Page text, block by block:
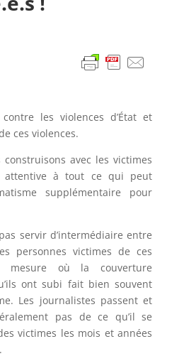
les violences d’État et
ces violences.
avec les victimes
attentive à tout ce qui peut
supplémentaire pour
servir d’intermédiaire entre
personnes victimes de ces
mesure où la couverture
ont subi fait bien souvent
Les journalistes passent et
pas de ce qu’il se
victimes les mois et années